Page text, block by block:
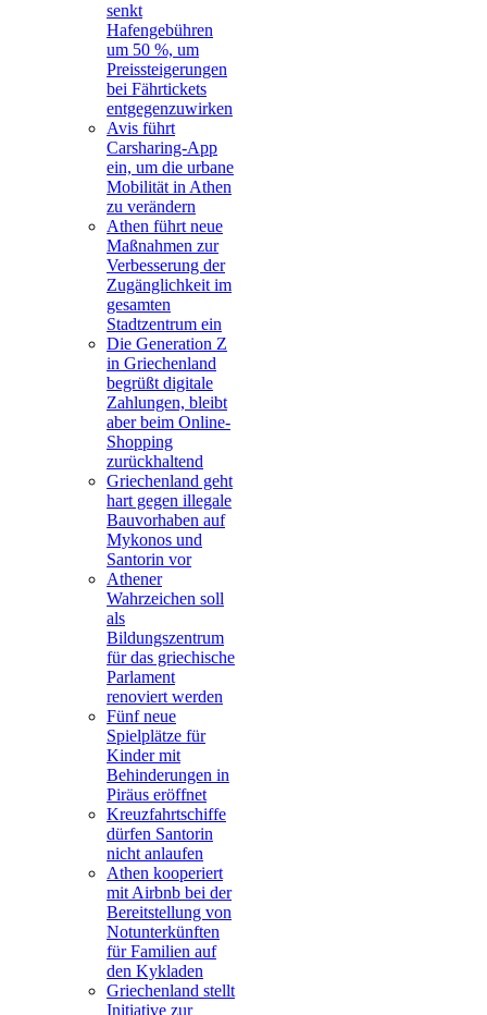
senkt
Hafengebühren
um 50 %, um
Preissteigerungen
bei Fährtickets
entgegenzuwirken
Avis führt
Carsharing-App
ein, um die urbane
Mobilität in Athen
zu verändern
Athen führt neue
Maßnahmen zur
Verbesserung der
Zugänglichkeit im
gesamten
Stadtzentrum ein
Die Generation Z
in Griechenland
begrüßt digitale
Zahlungen, bleibt
aber beim Online-
Shopping
zurückhaltend
Griechenland geht
hart gegen illegale
Bauvorhaben auf
Mykonos und
Santorin vor
Athener
Wahrzeichen soll
als
Bildungszentrum
für das griechische
Parlament
renoviert werden
Fünf neue
Spielplätze für
Kinder mit
Behinderungen in
Piräus eröffnet
Kreuzfahrtschiffe
dürfen Santorin
nicht anlaufen
Athen kooperiert
mit Airbnb bei der
Bereitstellung von
Notunterkünften
für Familien auf
den Kykladen
Griechenland stellt
Initiative zur